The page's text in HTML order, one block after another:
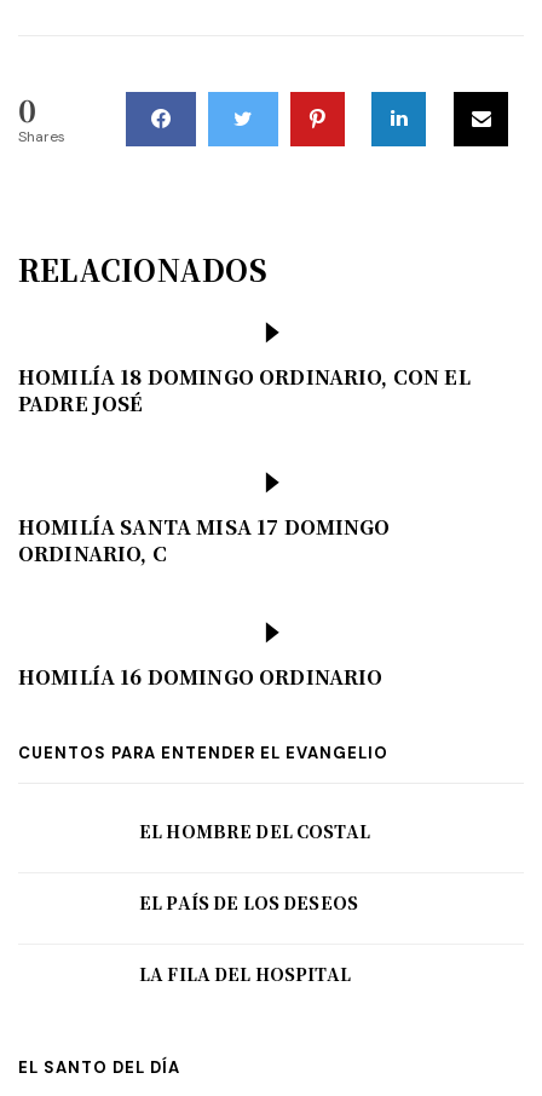
0
Shares
RELACIONADOS
HOMILÍA 18 DOMINGO ORDINARIO, CON EL
PADRE JOSÉ
HOMILÍA SANTA MISA 17 DOMINGO
ORDINARIO, C
HOMILÍA 16 DOMINGO ORDINARIO
CUENTOS PARA ENTENDER EL EVANGELIO
EL HOMBRE DEL COSTAL
EL PAÍS DE LOS DESEOS
LA FILA DEL HOSPITAL
EL SANTO DEL DÍA